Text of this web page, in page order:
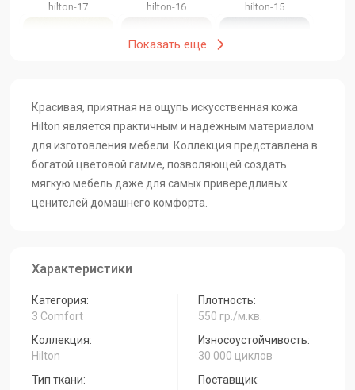
hilton-17 hilton-16 hilton-15
hilton-11 hilton-10 hilton-09
hilton-08 hilton-07 hilton-06
hilton-02
Показать еще
Красивая, приятная на ощупь искусственная кожа
Hilton является практичным и надёжным материалом
для изготовления мебели. Коллекция представлена в
богатой цветовой гамме, позволяющей создать
мягкую мебель даже для самых привередливых
ценителей домашнего комфорта.
Характеристики
Категория:
3 Comfort
Плотность:
550 гр./м.кв.
Коллекция:
Hilton
Износоустойчивость:
30 000 циклов
Тип ткани:
Поставщик: